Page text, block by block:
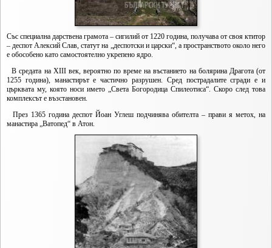
Със специална дарствена грамота – сигилий от 1220 година, получава от своя ктитор
– деспот Алексий Слав, статут на „деспотски и царски“, а пространството около него
е обособено като самостоятелно укрепено ядро.
В средата на XIII век, вероятно по време на въстанието на болярина Драгота (от
1255 година), манастирът е частично разрушен. Сред пострадалите сгради е и
църквата му, която носи името „Света Богородица Спилеотиса“. Скоро след това
комплексът е възстановен.
През 1365 година деспот Йоан Углеш подчинява обителта – прави я метох, на
манастира „Ватопед“ в Атон.